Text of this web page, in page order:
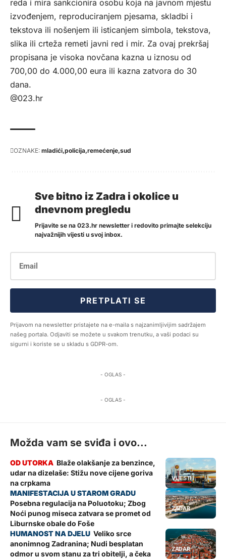
reda i mira sankcionira osobu koja na javnom mjestu
izvođenjem, reproduciranjem pjesama, skladbi i
tekstova ili nošenjem ili isticanjem simbola, tekstova,
slika ili crteža remeti javni red i mir. Za ovaj prekršaj
propisana je visoka novčana kazna u iznosu od
700,00 do 4.000,00 eura ili kazna zatvora do 30
dana.
@023.hr
OZNAKE: mladići policija remećenje sud
Sve bitno iz Zadra i okolice u
dnevnom pregledu
Prijavite se na 023.hr newsletter i redovito primajte selekciju
najvažnijih vijesti u svoj inbox.
PRETPLATI SE
Prijavom na newsletter pristajete na e-maila s najzanimljivijim sadržajem
našeg portala. Odjaviti se možete u svakom trenutku, a vaši podaci su
sigurni i koriste se u skladu s GDPR-om.
- OGLAS -
- OGLAS -
Možda vam se sviđa i ovo...
VIJESTI
Blaže olakšanje za benzince,
udar na dizelaše: Stižu nove cijene goriva
na crpkama
ZADAR
Posebna regulacija na Poluotoku; Zbog
Noći punog miseca zatvara se promet od
Liburnske obale do Foše
ZADAR
Veliko srce
anonimnog Zadranina; Nudi besplatan
odmor u svom stanu za tri obitelji, a čeka